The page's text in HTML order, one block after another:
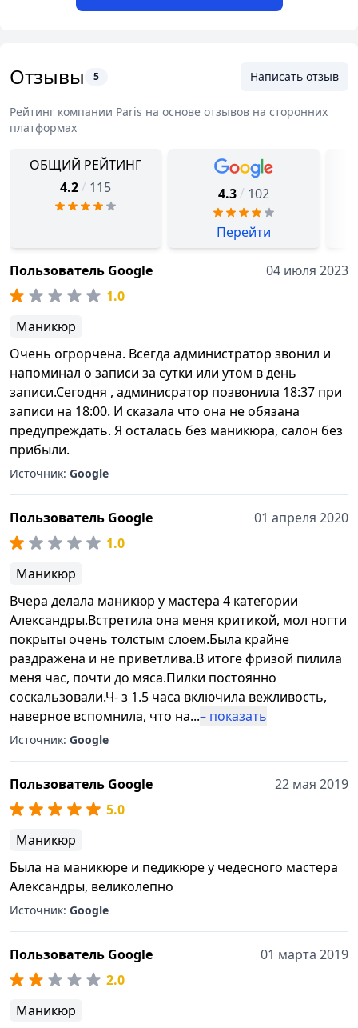
Отзывы 5 Написать отзыв
Рейтинг компании Paris на основе отзывов на сторонних
платформах
ОБЩИЙ РЕЙТИНГ
4.2 / 115 4.3 / 102
Перейти
Пользователь Google
04 июля 2023
1.0
Маникюр
Очень огрорчена. Всегда администратор звонил и
напоминал о записи за сутки или утом в день
записи.Сегодня , админисратор позвонила 18:37 при
записи на 18:00. И сказала что она не обязана
предупреждать. Я осталась без маникюра, салон без
прибыли.
Источник: Google
Пользователь Google
01 апреля 2020
1.0
Маникюр
Вчера делала маникюр у мастера 4 категории
Александры.Встретила она меня критикой, мол ногти
покрыты очень толстым слоем.Была крайне
раздражена и не приветлива.В итоге фризой пилила
меня час, почти до мяса.Пилки постоянно
соскальзовали.Ч- з 1.5 часа включила вежливость,
наверное вспомнила, что на...– показать
Источник: Google
Пользователь Google
22 мая 2019
5.0
Маникюр
Была на маникюре и педикюре у чедесного мастера
Александры, великолепно
Источник: Google
Пользователь Google
01 марта 2019
2.0
Маникюр